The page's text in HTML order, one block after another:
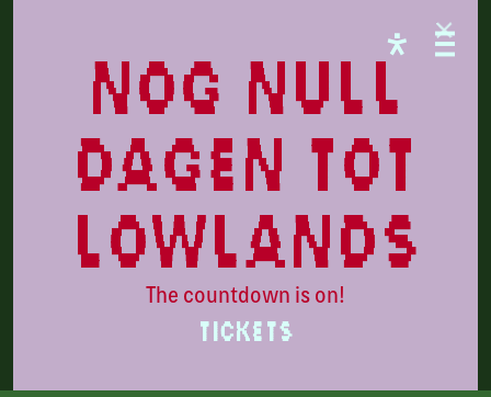
nog null
dagen tot
lowlands
The countdown is on!
TICKETS